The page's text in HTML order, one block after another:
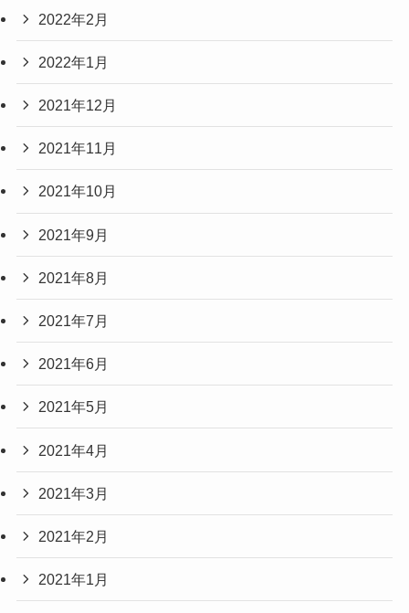
2022年2月
2022年1月
2021年12月
2021年11月
2021年10月
2021年9月
2021年8月
2021年7月
2021年6月
2021年5月
2021年4月
2021年3月
2021年2月
2021年1月